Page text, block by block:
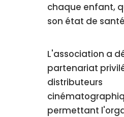
chaque enfant,
son état de
L'association a
partenariat
distributeurs
permettant